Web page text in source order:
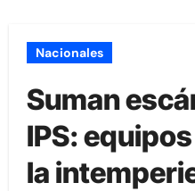
Nacionales
Suman
IPS:
la